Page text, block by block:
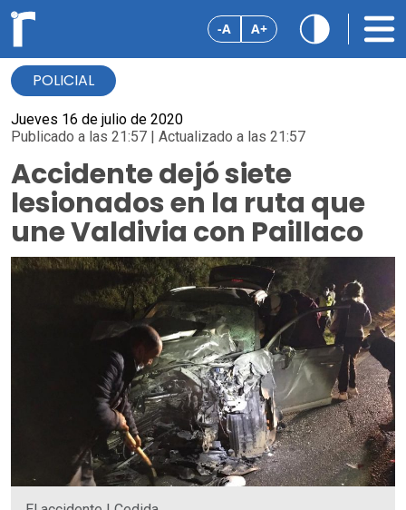
-A A+
POLICIAL
Jueves 16 de julio de 2020
Publicado a las 21:57 | Actualizado a las 21:57
Accidente dejó siete
lesionados en la ruta que
une Valdivia con Paillaco